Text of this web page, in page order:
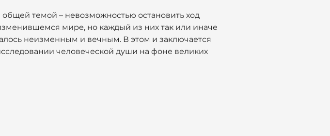
темой – невозможностью остановить ход
мире, но каждый из них так или иначе
неизменным и вечным. В этом и заключается
человеческой души на фоне великих